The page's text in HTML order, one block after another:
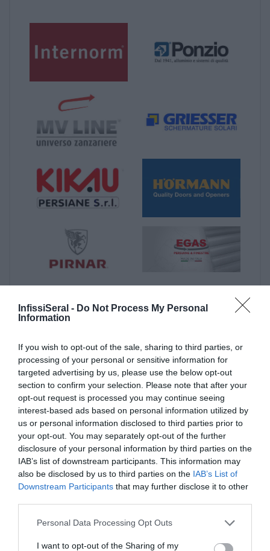
InfissiSeral - Do Not Process My Personal
Information
If you wish to opt-out of the sale, sharing to third parties, or
processing of your personal or sensitive information for
targeted advertising by us, please use the below opt-out
section to confirm your selection. Please note that after your
opt-out request is processed you may continue seeing
interest-based ads based on personal information utilized by
us or personal information disclosed to third parties prior to
your opt-out. You may separately opt-out of the further
disclosure of your personal information by third parties on the
IAB’s list of downstream participants. This information may
also be disclosed by us to third parties on the IAB’s List of
Downstream Participants that may further disclose it to other
Please note that this website/app uses one or more Google
not limited to your visit or usage behaviour. You may click to
Personal Data Processing Opt Outs
I want to opt-out of the Sharing of my
Ultime Novità